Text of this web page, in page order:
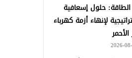
الطاقة: حلول إسعافية
لإنهاء أزمة كهرباء
الأحمر
2026-